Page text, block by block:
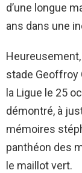
d’une longue
ans dans une
stade Geoffroy
la Ligue le 25
démontré, à
mémoires
panthéon des
le maillot vert.